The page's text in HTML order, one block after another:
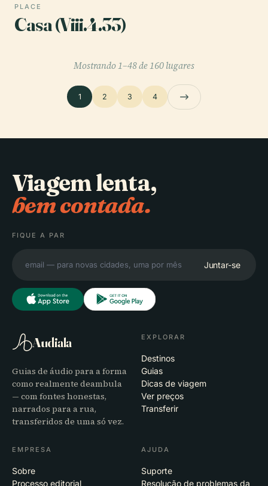
PLACE
Casa (Viii.4.33)
Mostrando 1–48 de 160 lugares
1 2 3 4
Viagem lenta,
bem contada.
FIQUE A PAR
Juntar-se
Audiala
Guias de áudio para a forma
como realmente deambula
— com fontes honestas,
narrados para a rua,
transferidos de uma só vez.
EXPLORAR
Destinos
Guias
Dicas de viagem
Ver preços
Transferir
EMPRESA
Sobre
Processo editorial
AJUDA
Suporte
Resolução de problemas da